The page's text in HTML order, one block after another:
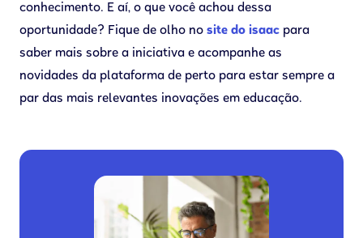
conhecimento. E aí, o que você achou dessa
oportunidade? Fique de olho no site do isaac para
saber mais sobre a iniciativa e acompanhe as
novidades da plataforma de perto para estar sempre a
par das mais relevantes inovações em educação.